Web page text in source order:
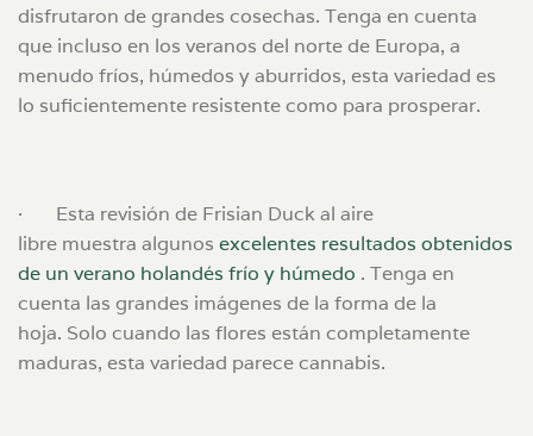
disfrutaron de grandes cosechas. Tenga en cuenta
que incluso en los veranos del norte de Europa, a
menudo fríos, húmedos y aburridos, esta variedad es
lo suficientemente resistente como para prosperar.
· Esta revisión de Frisian Duck al aire
libre muestra algunos excelentes resultados obtenidos
de un verano holandés frío y húmedo . Tenga en
cuenta las grandes imágenes de la forma de la
hoja. Solo cuando las flores están completamente
maduras, esta variedad parece cannabis.